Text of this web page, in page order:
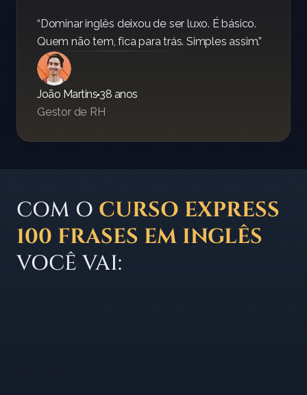
“Dominar inglês deixou de ser luxo. É básico.
Quem não tem, fica para trás. Simples assim.”
João Martins 38 anos
Gestor de RH
COM O CURSO EXPRESS
100 FRASES EM INGLÊS
VOCÊ VAI: